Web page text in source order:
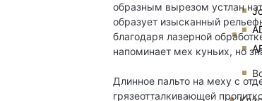
образным вырезом устлан
образует изысканный
благодаря лазерной
напоминает мех куньих, но
Длинное пальто на меху с
грязеотталкивающей